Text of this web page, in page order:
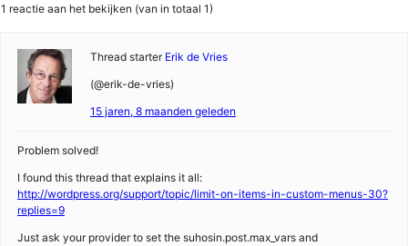
1 reactie aan het bekijken (van in totaal 1)
Thread starter Erik de Vries
(@erik-de-vries)
15 jaren, 8 maanden geleden
Problem solved!
I found this thread that explains it all:
http://wordpress.org/support/topic/limit-on-items-in-custom-menus-30?
replies=9
Just ask your provider to set the suhosin.post.max_vars and